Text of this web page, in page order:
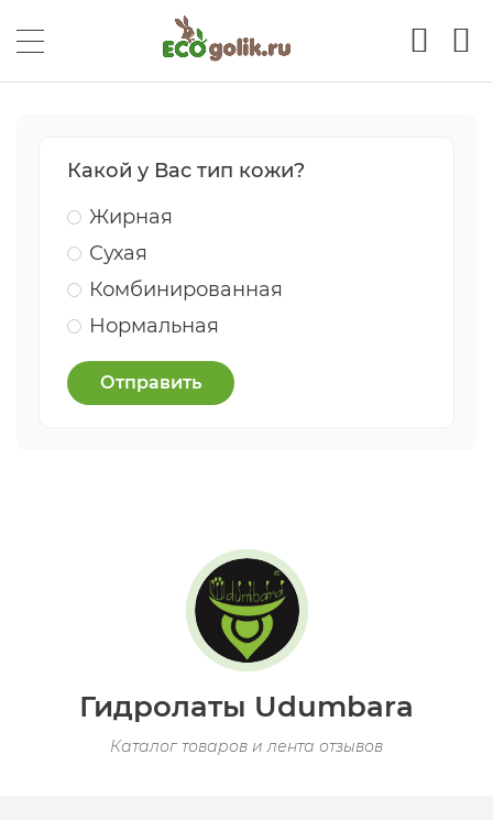
Какой у Вас тип кожи?
Жирная
Сухая
Комбинированная
Нормальная
Отправить
Гидролаты Udumbara
Каталог товаров и лента отзывов